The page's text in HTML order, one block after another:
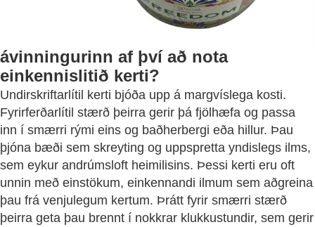
ávinningurinn af því að nota
einkennislitið kerti?
Undirskriftarlítil kerti bjóða upp á margvíslega kosti.
Fyrirferðarlítil stærð þeirra gerir þá fjölhæfa og passa
inn í smærri rými eins og baðherbergi eða hillur. Þau
þjóna bæði sem skreyting og uppspretta yndislegs ilms,
sem eykur andrúmsloft heimilisins. Þessi kerti eru oft
unnin með einstökum, einkennandi ilmum sem aðgreina
þau frá venjulegum kertum. Þrátt fyrir smærri stærð
þeirra geta þau brennt í nokkrar klukkustundir, sem gerir